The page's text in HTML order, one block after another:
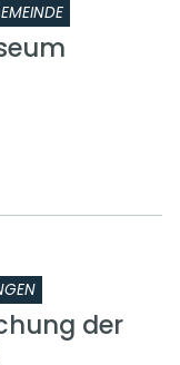
der